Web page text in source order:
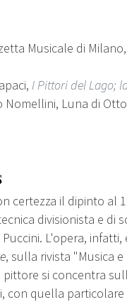
Musicale di
I Pittori del Lago;
Nomellini, Luna di
certezza il dipinto
divisionista e di
L'opera,
, sulla rivista "Musica
pittore si concentra
con quella